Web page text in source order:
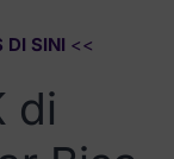
DI SINI <<
di